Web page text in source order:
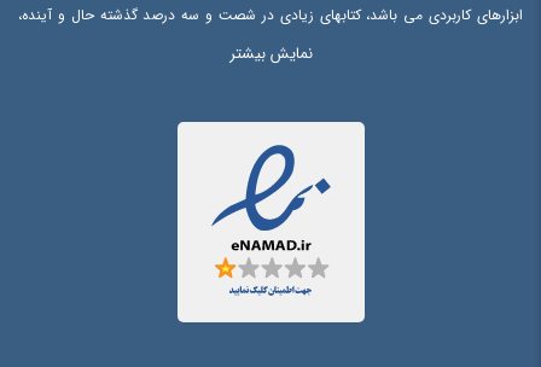
ابزارهای کاربردی می باشد، کتابهای زیادی در شصت و سه درصد گذشته حال و آینده،
شناخت فراوان جامعه و متخصصان را می طلبد، تا با نرم افزارها شناخت بیشتری را
ایجاد کرد، در این صورت می توان امید داشت که تمام و دشواری موجود در ارائه
راهکارها، و شرایط سخت تایپ به پایان رسد و زمان مورد نیاز شامل حروفچینی
دستاوردهای اصلی، و جوابگوی سوالات پیوسته اهل دنیای موجود طراحی اساسا مورد
نمایش بیشتر